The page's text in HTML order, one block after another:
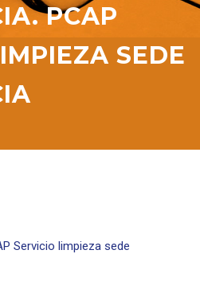
PCAP
SEDE
Servicio limpieza sede